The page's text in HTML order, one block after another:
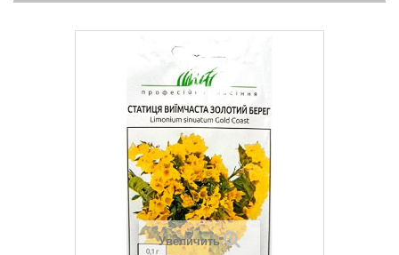
Увеличить